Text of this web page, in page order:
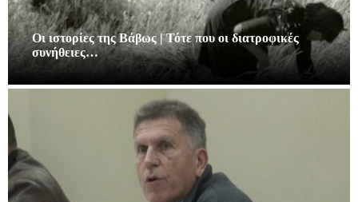
Οι ιστορίες της Βάβως | Τότε που οι διατροφικές
συνήθειες…